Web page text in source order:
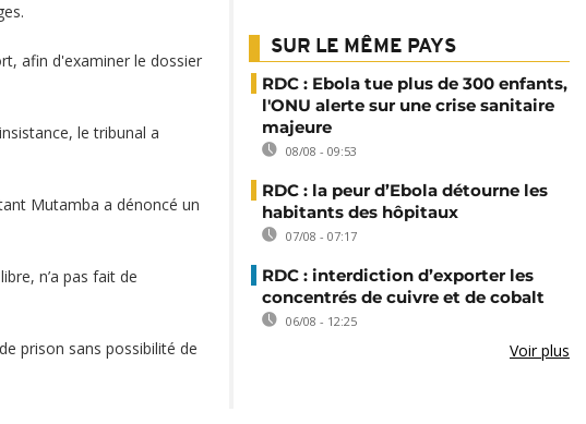
afin d'examiner le dossier
le tribunal a
Mutamba a dénoncé un
n’a pas fait de
prison sans possibilité de
SUR LE MÊME PAYS
RDC : Ebola tue plus de 300 enfants,
l'ONU alerte sur une crise sanitaire
majeure
08/08 - 09:53
RDC : la peur d’Ebola détourne les
habitants des hôpitaux
07/08 - 07:17
RDC : interdiction d’exporter les
concentrés de cuivre et de cobalt
06/08 - 12:25
Voir plus